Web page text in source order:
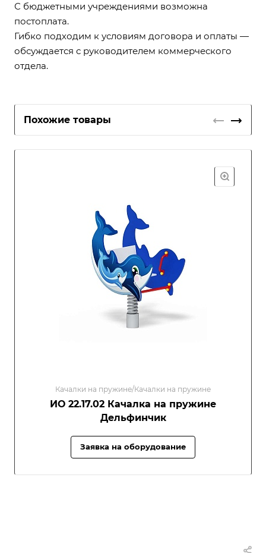
С бюджетными учреждениями возможна
постоплата.
Гибко подходим к условиям договора и оплаты —
обсуждается с руководителем коммерческого
отдела.
Похожие товары
Качалки на пружине/Качалки на пружине
ИО 22.17.02 Качалка на пружине
Дельфинчик
Заявка на оборудование